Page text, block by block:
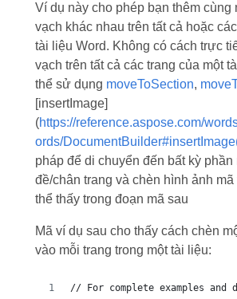
Ví dụ này cho phép bạn thêm cùng
vạch khác nhau trên tất cả hoặc
tài liệu Word. Không có cách trực
vạch trên tất cả các trang của một
thể sử dụng moveToSection,
[insertImage]
(https://reference.aspose.com/
ords/
pháp để di chuyển đến bất kỳ phần
đề/chân trang và chèn hình ảnh
thể thấy trong đoạn mã sau
Mã ví dụ sau cho thấy cách chèn
vào mỗi trang trong một tài liệu:
// For complete examples